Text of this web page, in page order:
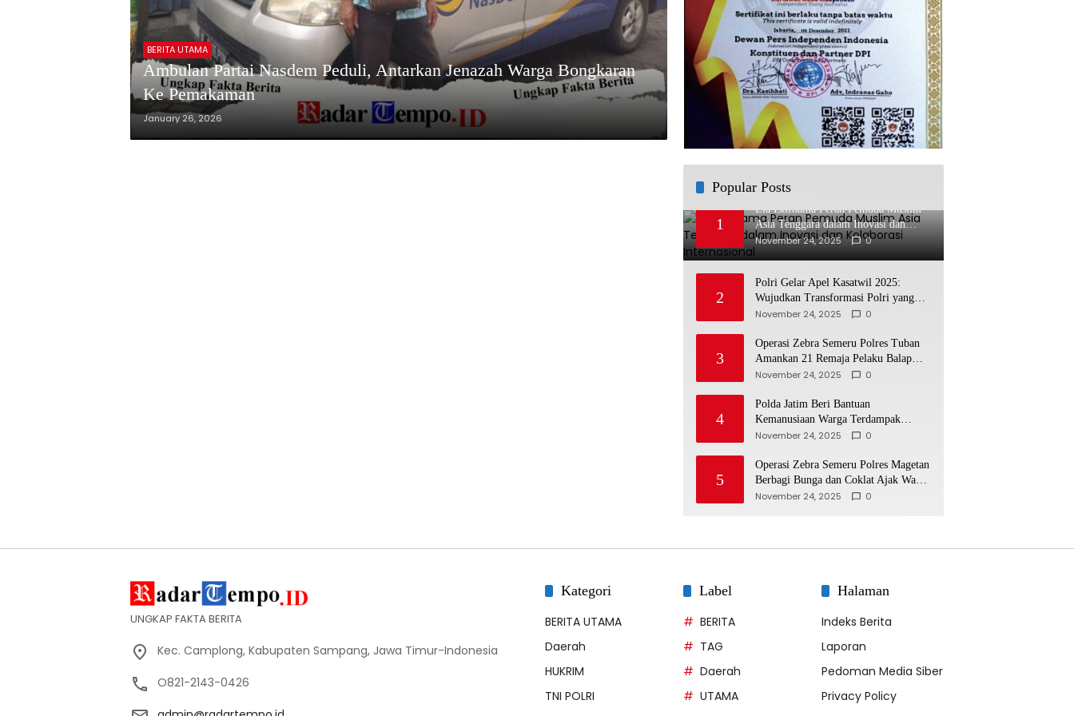
BERITA UTAMA
Ambulan Partai Nasdem Peduli, Antarkan Jenazah Warga Bongkaran
Ke Pemakaman
January 26, 2026
Popular Posts
1
Lia Istifhama Peran Pemuda Muslim
Asia Tenggara dalam Inovasi dan
Kolaborasi Internasional
November 24, 2025 0
2
Polri Gelar Apel Kasatwil 2025:
Wujudkan Transformasi Polri yang
Profesional untuk Masyarakat
November 24, 2025 0
3
Operasi Zebra Semeru Polres Tuban
Amankan 21 Remaja Pelaku Balap
Liar
November 24, 2025 0
4
Polda Jatim Beri Bantuan
Kemanusiaan Warga Terdampak
Erupsi Gunung Semeru
November 24, 2025 0
5
Operasi Zebra Semeru Polres Magetan
Berbagi Bunga dan Coklat Ajak Warga
Tertib Lalin
November 24, 2025 0
UNGKAP FAKTA BERITA
Kec. Camplong, Kabupaten Sampang, Jawa Timur-Indonesia
O821-2143-0426
Kategori
BERITA UTAMA
Daerah
HUKRIM
TNI POLRI
Label
BERITA
TAG
Daerah
UTAMA
Halaman
Indeks Berita
Laporan
Pedoman Media Siber
Privacy Policy